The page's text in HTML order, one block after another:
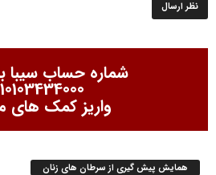
شماره حساب سیبا
واریز کمک های
همایش پیش گیری از سرطان های زنان